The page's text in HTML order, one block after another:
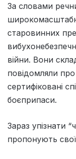
За словами
старовинних
війни. Вони
повідомляли
сертифіковані
боєприпаси.
Зараз упізнати
пропонують